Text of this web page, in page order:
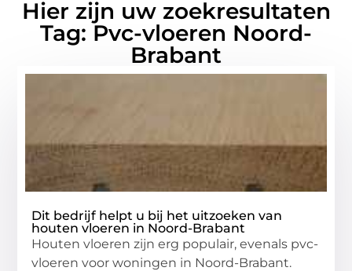
Hier zijn uw zoekresultaten
Tag: Pvc-vloeren Noord-
Brabant
Dit bedrijf helpt u bij het uitzoeken van
houten vloeren in Noord-Brabant
Houten vloeren zijn erg populair, evenals pvc-
vloeren voor woningen in Noord-Brabant.